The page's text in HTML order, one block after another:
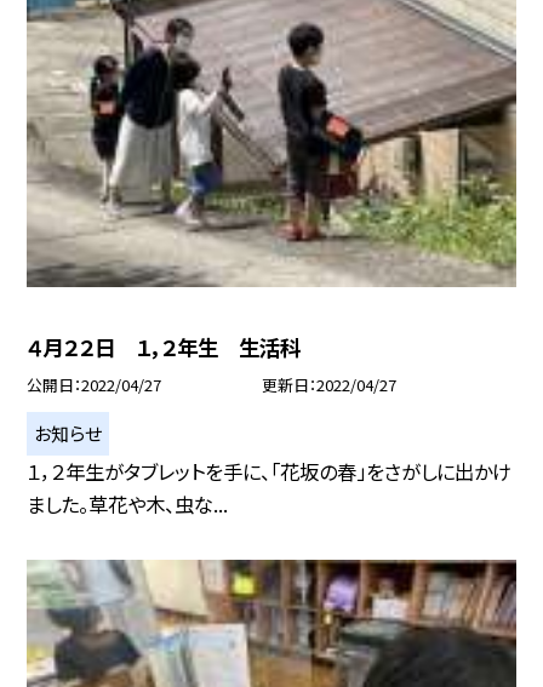
４月２２日 １，２年生 生活科
公開日 2022/04/27 更新日 2022/04/27
お知らせ
１，２年生がタブレットを手に、「花坂の春」をさがしに出かけ
ました。草花や木、虫な...